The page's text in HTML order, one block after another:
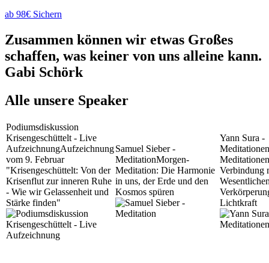
ab 98€ Sichern
Zusammen können wir etwas Großes
schaffen, was keiner von uns alleine kann.
Gabi Schörk
Alle unsere Speaker
Podiumsdiskussion
Krisengeschüttelt - Live
AufzeichnungAufzeichnung
vom 9. Februar
"Krisengeschüttelt: Von der
Krisenflut zur inneren Ruhe
- Wie wir Gelassenheit und
Stärke finden"
Samuel Sieber -
MeditationMorgen-
Meditation: Die Harmonie
in uns, der Erde und den
Kosmos spüren
Yann Sura -
Meditationen
Verbindung
Lichtkraft